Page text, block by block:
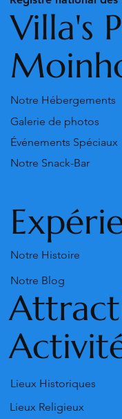
Villa's
Notre Hébergements
Galerie de photos
Notre Snack-Bar
Événements Spéciaux
Notre Histoire
Notre Blog
Lieux Historiques
Lieux Religieux